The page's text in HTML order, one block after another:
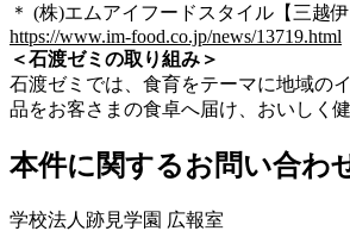
＊ (株)エムアイフードスタイル【三越
https://www.im-food.co.jp/news/13719.html
＜石渡ゼミの取り組み＞
石渡ゼミでは、食育をテーマに地域の
品をお客さまの食卓へ届け、おいしく
本件に関するお問い合わ
学校法人跡見学園 広報室